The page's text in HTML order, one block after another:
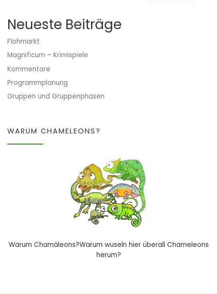
Neueste Beiträge
Flohmarkt
Magnificum – Krimispiele
Kommentare
Programmplanung
Gruppen und Gruppenphasen
WARUM CHAMELEONS?
Warum Chamäleons?Warum wuseln hier überall Chameleons
herum?